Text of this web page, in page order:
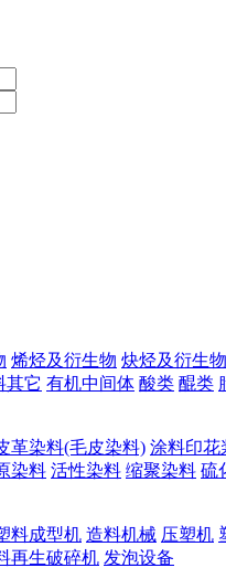
烯烃及衍生物 炔烃及衍生物
其它 有机中间体 酸类 醌类
革染料(毛皮染料) 涂料印花
染料 活性染料 缩聚染料 硫
料成型机 造料机械 压塑机
再生破碎机 发泡设备